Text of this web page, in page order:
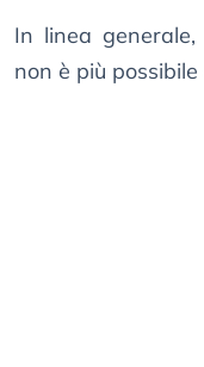
In linea
non è più